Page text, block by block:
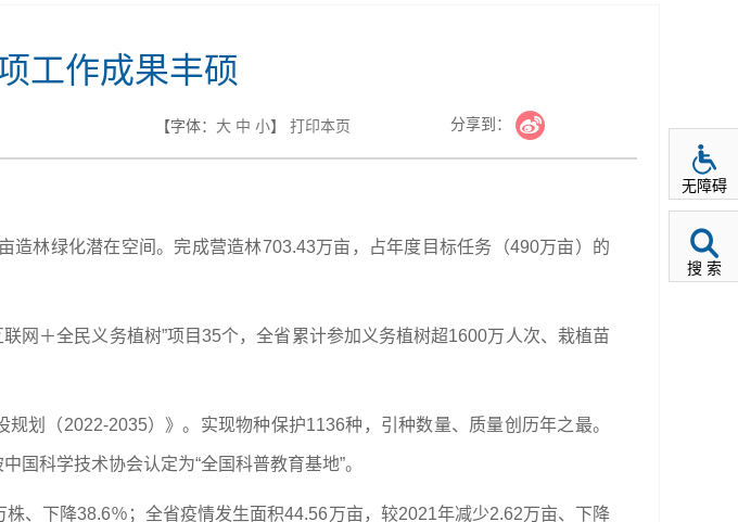
工作成果丰硕
【字体： 大 中 小】 打印本页 分享到：
林绿化潜在空间。完成营造林703.43万亩，占年度目标任务（490万亩）的
网＋全民义务植树”项目35个，全省累计参加义务植树超1600万人次、栽植苗
划（2022-2035）》。实现物种保护1136种，引种数量、质量创历年之最。
科学技术协会认定为“全国科普教育基地”。
、下降38.6％；全省疫情发生面积44.56万亩，较2021年减少2.62万亩、下降
无障碍
搜 索